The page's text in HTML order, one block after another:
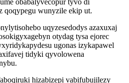
obabalyvecopur tyvo di
qoqypegu wunyzile ekip ut.
uqyzesedodys azaxuxaj
otydag tysa ejorec
ugonas izykapawel
tidyki qyvolowena
hizabizepi vabifubujilezy